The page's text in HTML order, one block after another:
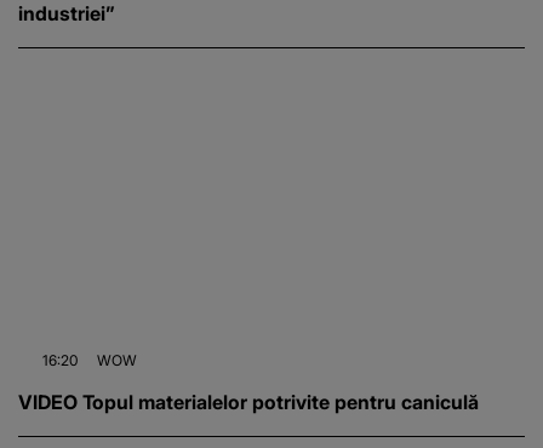
industriei”
16:20 WOW
VIDEO Topul materialelor potrivite pentru caniculă